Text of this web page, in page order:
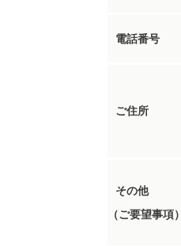
電話番号
ご住所
その他
（ご要望事項）